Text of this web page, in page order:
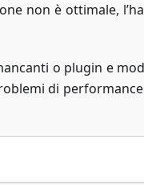
non è ottimale,
o plugin e
di